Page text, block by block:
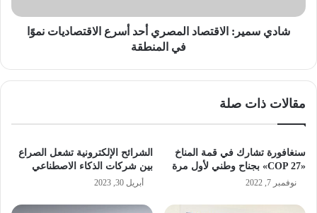
في
المنطقة
شادي سمير: الاقتصاد المصري أحد أسرع الاقتصاديات نموًا
في المنطقة
مقالات ذات صلة
سنغافورة تشارك في قمة المناخ
«COP 27» بجناح وطني لأول مرة
نوفمبر 7, 2022
الشرائح الإلكترونية تشعل الصراع
بين شركات الذكاء الاصطناعي
أبريل 30, 2023